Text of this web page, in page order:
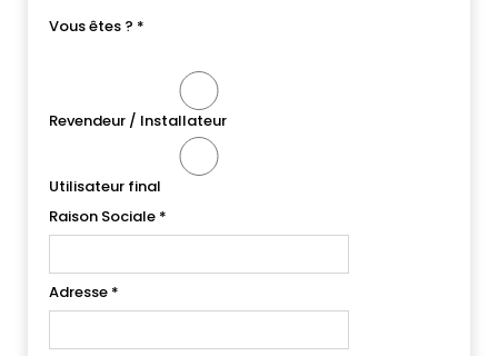
Vous êtes ? *
Revendeur / Installateur
Utilisateur final
Raison Sociale *
Adresse *